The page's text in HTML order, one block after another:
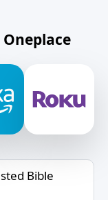
Bible